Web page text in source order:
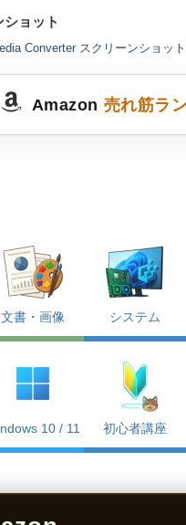
ョット
Converter スクリーンショット
Amazon 売れ筋ラ
文書・画像 システム
10 / 11 初心者講座